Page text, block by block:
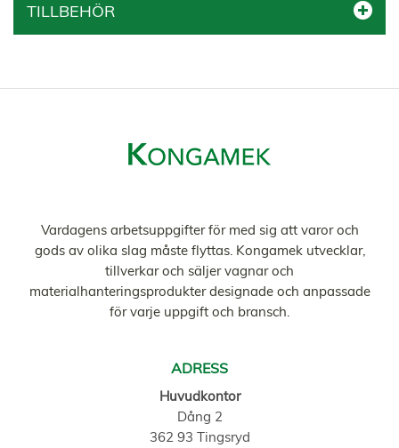
TILLBEHÖR
Vardagens arbetsuppgifter för med sig att varor och
gods av olika slag måste flyttas. Kongamek utvecklar,
tillverkar och säljer vagnar och
materialhanteringsprodukter designade och anpassade
för varje uppgift och bransch.
ADRESS
Huvudkontor
Dång 2
362 93 Tingsryd